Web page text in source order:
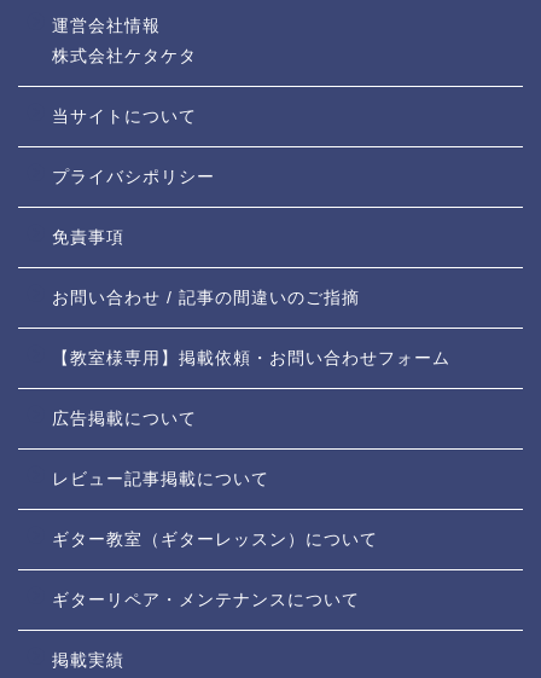
運営会社情報
株式会社ケタケタ
当サイトについて
プライバシポリシー
免責事項
お問い合わせ / 記事の間違いのご指摘
【教室様専用】掲載依頼・お問い合わせフォーム
広告掲載について
レビュー記事掲載について
ギター教室（ギターレッスン）について
ギターリペア・メンテナンスについて
掲載実績